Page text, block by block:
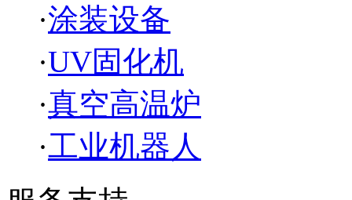
·涂装设备
·UV固化机
·真空高温炉
·工业机器人